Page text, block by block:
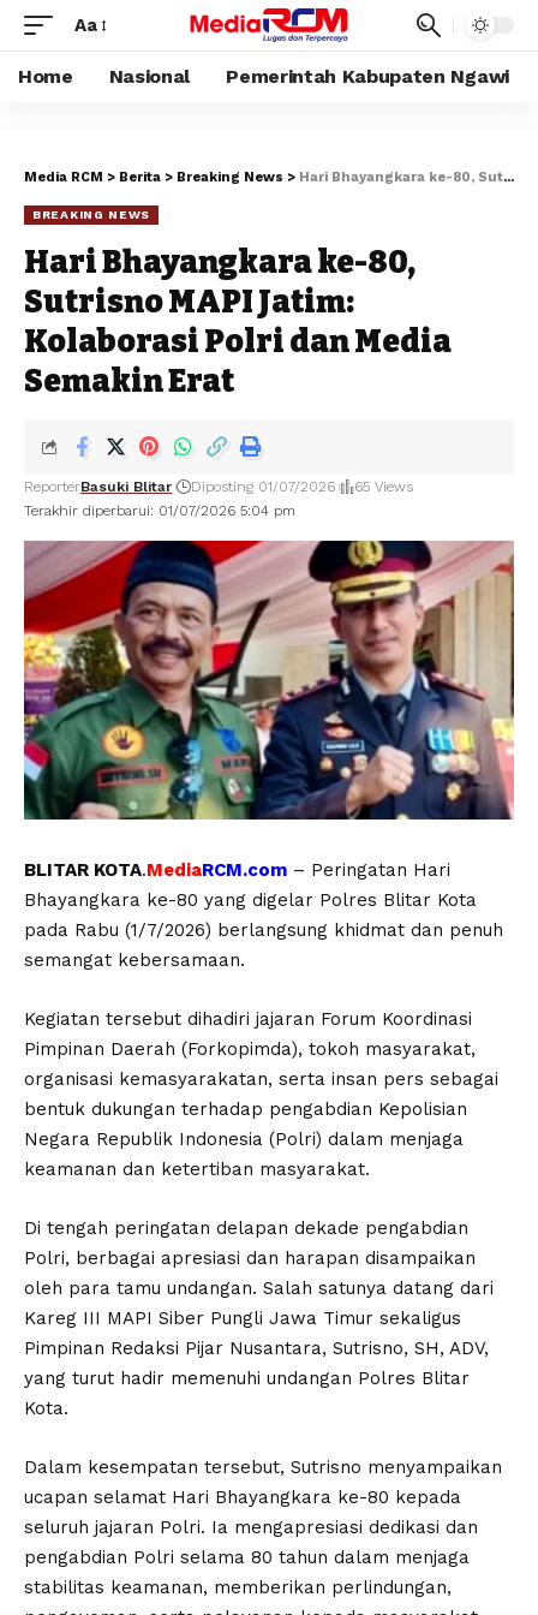
Aa
Home Nasional Pemerintah Kabupaten Ngawi
Media RCM > Berita > Breaking News > Hari Bhayangkara ke-80, Sutrisno MAPI Jatim: Kolaborasi Polri dan Media Semakin Erat
BREAKING NEWS
Hari Bhayangkara ke-80,
Sutrisno MAPI Jatim:
Kolaborasi Polri dan Media
Semakin Erat
Terakhir diperbarui: 01/07/2026 5:04 pm
ReporterBasuki Blitar Diposting 01/07/2026 65 Views
BLITAR KOTA.MediaRCM.com – Peringatan Hari
Bhayangkara ke-80 yang digelar Polres Blitar Kota
pada Rabu (1/7/2026) berlangsung khidmat dan penuh
semangat kebersamaan.
Kegiatan tersebut dihadiri jajaran Forum Koordinasi
Pimpinan Daerah (Forkopimda), tokoh masyarakat,
organisasi kemasyarakatan, serta insan pers sebagai
bentuk dukungan terhadap pengabdian Kepolisian
Negara Republik Indonesia (Polri) dalam menjaga
keamanan dan ketertiban masyarakat.
Di tengah peringatan delapan dekade pengabdian
Polri, berbagai apresiasi dan harapan disampaikan
oleh para tamu undangan. Salah satunya datang dari
Kareg III MAPI Siber Pungli Jawa Timur sekaligus
Pimpinan Redaksi Pijar Nusantara, Sutrisno, SH, ADV,
yang turut hadir memenuhi undangan Polres Blitar
Kota.
Dalam kesempatan tersebut, Sutrisno menyampaikan
ucapan selamat Hari Bhayangkara ke-80 kepada
seluruh jajaran Polri. Ia mengapresiasi dedikasi dan
pengabdian Polri selama 80 tahun dalam menjaga
stabilitas keamanan, memberikan perlindungan,